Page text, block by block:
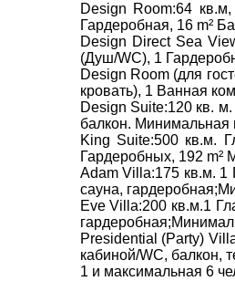
Design Room:64
Гардеробная, 16 m²
Design Direct Sea
(Душ/WC), 1
Design Room (для
кровать), 1 Ванная
Design Suite:120 кв.
балкон. Минимальная
King Suite:500 кв.м.
Гардеробных, 192 m²
Adam Villa:175 кв.м. 1
сауна,
Eve Villa:200 кв.м.1
Presidential (Party)
кабиной/WC, балкон,
1 и максимальная 6